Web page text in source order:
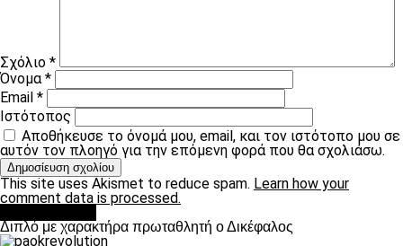
Σχόλιο *
Όνομα*
Email *
Ιστότοπος
Αποθήκευσε το όνομά μου, email, και τον ιστότοπο μου σε
αυτόν τον πλοηγό για την επόμενη φορά που θα σχολιάσω.
This site uses Akismet to reduce spam. Learn how your
comment data is processed.
Διπλό με χαρακτήρα πρωταθλητή ο Δικέφαλος